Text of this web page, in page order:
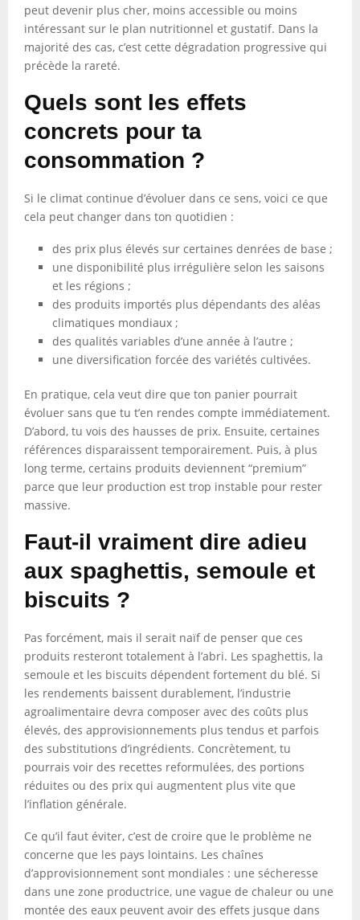
peut devenir plus cher, moins accessible ou moins
intéressant sur le plan nutritionnel et gustatif. Dans la
majorité des cas, c’est cette dégradation progressive qui
précède la rareté.
Quels sont les effets
concrets pour ta
consommation ?
Si le climat continue d’évoluer dans ce sens, voici ce que
cela peut changer dans ton quotidien :
des prix plus élevés sur certaines denrées de base ;
une disponibilité plus irrégulière selon les saisons
et les régions ;
des produits importés plus dépendants des aléas
climatiques mondiaux ;
des qualités variables d’une année à l’autre ;
une diversification forcée des variétés cultivées.
En pratique, cela veut dire que ton panier pourrait
évoluer sans que tu t’en rendes compte immédiatement.
D’abord, tu vois des hausses de prix. Ensuite, certaines
références disparaissent temporairement. Puis, à plus
long terme, certains produits deviennent “premium”
parce que leur production est trop instable pour rester
massive.
Faut-il vraiment dire adieu
aux spaghettis, semoule et
biscuits ?
Pas forcément, mais il serait naïf de penser que ces
produits resteront totalement à l’abri. Les spaghettis, la
semoule et les biscuits dépendent fortement du blé. Si
les rendements baissent durablement, l’industrie
agroalimentaire devra composer avec des coûts plus
élevés, des approvisionnements plus tendus et parfois
des substitutions d’ingrédients. Concrètement, tu
pourrais voir des recettes reformulées, des portions
réduites ou des prix qui augmentent plus vite que
l’inflation générale.
Ce qu’il faut éviter, c’est de croire que le problème ne
concerne que les pays lointains. Les chaînes
d’approvisionnement sont mondiales : une sécheresse
dans une zone productrice, une vague de chaleur ou une
montée des eaux peuvent avoir des effets jusque dans